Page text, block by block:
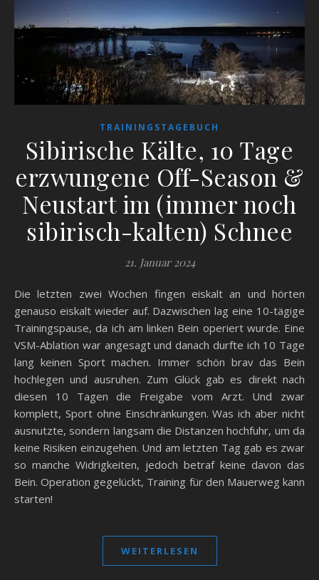
TRAININGSTAGEBUCH
Sibirische Kälte, 10 Tage
erzwungene Off-Season &
Neustart im (immer noch
sibirisch-kalten) Schnee
21. Januar 2024
Die letzten zwei Wochen fingen eiskalt an und hörten
genauso eiskalt wieder auf. Dazwischen lag eine 10-tägige
Trainingspause, da ich am linken Bein operiert wurde. Eine
VSM-Ablation war angesagt und danach durfte ich 10 Tage
lang keinen Sport machen. Immer schön brav das Bein
hochlegen und ausruhen. Zum Glück gab es direkt nach
diesen 10 Tagen die Freigabe vom Arzt. Und zwar
komplett, Sport ohne Einschränkungen. Was ich aber nicht
ausnutzte, sondern langsam die Distanzen hochfuhr, um da
keine Risiken einzugehen. Und am letzten Tag gab es zwar
so manche Widrigkeiten, jedoch betraf keine davon das
Bein. Operation gegelückt, Training für den Mauerweg kann
starten!
WEITERLESEN